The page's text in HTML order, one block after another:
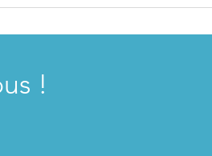
une contribution de 1000 $ a été
!